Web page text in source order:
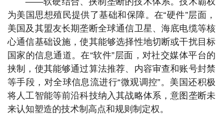
为美国思想殖民提供了基础和保障。在“硬件”层面，
美国及其盟友长期垄断全球通信卫星、海底电缆等核
心通信基础设施，使其能够选择性地切断或干扰目标
国家的信息通道。在“软件”层面，对社交媒体平台的
挟制，使其能够通过算法推荐、内容审查和账号封禁
等手段，对全球信息流进行“微观调控”。美国还积极
将人工智能等前沿科技纳入其战略体系，意图垄断未
来认知塑造的技术制高点和规则制定权。